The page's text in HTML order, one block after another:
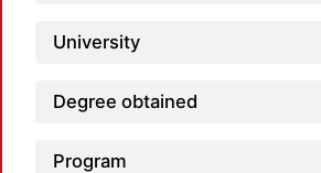
University
Degree obtained
Program